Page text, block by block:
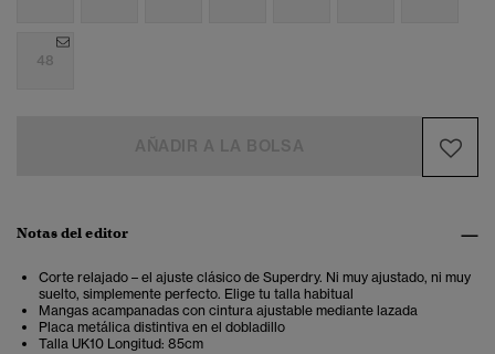
48
Notas del editor
Corte relajado – el ajuste clásico de Superdry. Ni muy ajustado, ni muy
suelto, simplemente perfecto. Elige tu talla habitual
Mangas acampanadas con cintura ajustable mediante lazada
Placa metálica distintiva en el dobladillo
Talla UK10 Longitud: 85cm